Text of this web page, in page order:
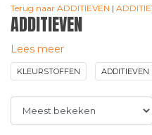
Terug naar ADDITIEVEN |
ADDITIEVEN
Lees meer
KLEURSTOFFEN ADDITIEVEN